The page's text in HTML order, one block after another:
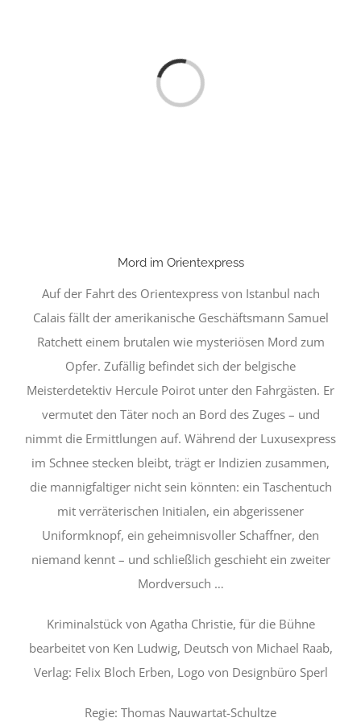
Laden...
Mord im Orientexpress
Auf der Fahrt des Orientexpress von Istanbul nach
Calais fällt der amerikanische Geschäftsmann Samuel
Ratchett einem brutalen wie mysteriösen Mord zum
Opfer. Zufällig befindet sich der belgische
Meisterdetektiv Hercule Poirot unter den Fahrgästen. Er
vermutet den Täter noch an Bord des Zuges – und
nimmt die Ermittlungen auf. Während der Luxusexpress
im Schnee stecken bleibt, trägt er Indizien zusammen,
die mannigfaltiger nicht sein könnten: ein Taschentuch
mit verräterischen Initialen, ein abgerissener
Uniformknopf, ein geheimnisvoller Schaffner, den
niemand kennt – und schließlich geschieht ein zweiter
Mordversuch …
Kriminalstück von Agatha Christie, für die Bühne
bearbeitet von Ken Ludwig, Deutsch von Michael Raab,
Verlag: Felix Bloch Erben, Logo von Designbüro Sperl
Regie: Thomas Nauwartat-Schultze